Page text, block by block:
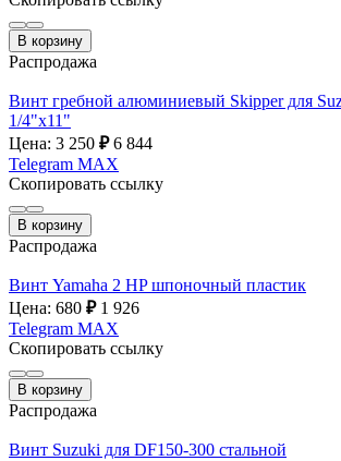
В корзину
Распродажа
Винт гребной алюминиевый Skipper для
1/4"х11"
Цена: 3 250 ₽ 6 844
Telegram MAX
Скопировать ссылку
В корзину
Распродажа
Винт Yamaha 2 HP шпоночный пластик
Цена: 680 ₽ 1 926
Telegram MAX
Скопировать ссылку
В корзину
Распродажа
Винт Suzuki для DF150-300 стальной